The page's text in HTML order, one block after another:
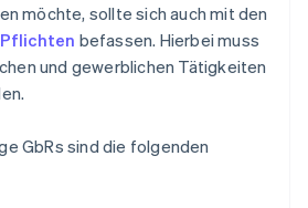
möchte, sollte sich auch mit den
befassen. Hierbei muss
und gewerblichen Tätigkeiten
GbRs sind die folgenden